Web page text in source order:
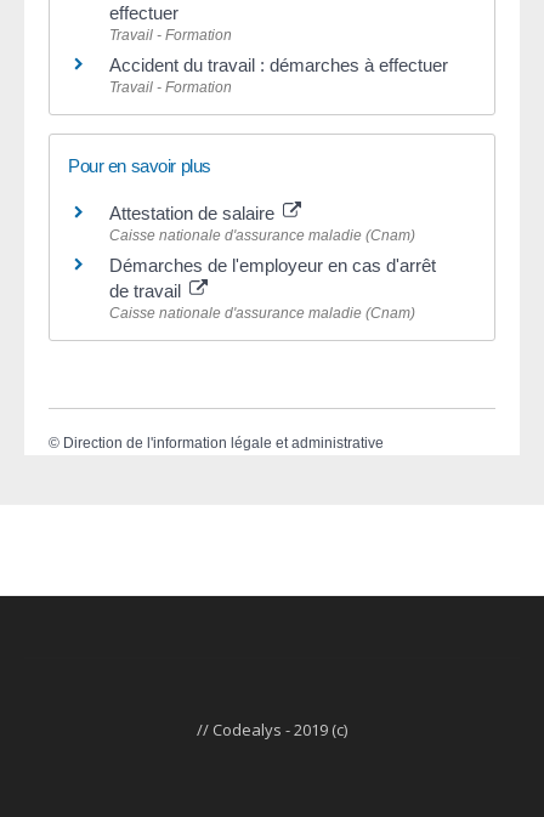
effectuer
Travail - Formation
Accident du travail : démarches à effectuer
Travail - Formation
Pour en savoir plus
Attestation de salaire
Caisse nationale d'assurance maladie (Cnam)
Démarches de l'employeur en cas d'arrêt
de travail
Caisse nationale d'assurance maladie (Cnam)
© Direction de l'information légale et administrative
// Codealys - 2019 (c)